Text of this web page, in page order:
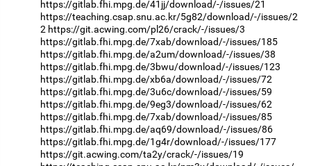
https://gitlab.fhi.mpg.de/41jj/download/-/issues/21
https://teaching.csap.snu.ac.kr/5g82/download/-/issues/2
2 https://git.acwing.com/pl26/crack/-/issues/3
https://gitlab.fhi.mpg.de/7xab/download/-/issues/185
https://gitlab.fhi.mpg.de/a2um/download/-/issues/38
https://gitlab.fhi.mpg.de/3bwu/download/-/issues/123
https://gitlab.fhi.mpg.de/xb6a/download/-/issues/72
https://gitlab.fhi.mpg.de/3u6c/download/-/issues/59
https://gitlab.fhi.mpg.de/9eg3/download/-/issues/62
https://gitlab.fhi.mpg.de/7xab/download/-/issues/85
https://gitlab.fhi.mpg.de/aq69/download/-/issues/86
https://gitlab.fhi.mpg.de/1g4r/download/-/issues/177
https://git.acwing.com/ta2y/crack/-/issues/19